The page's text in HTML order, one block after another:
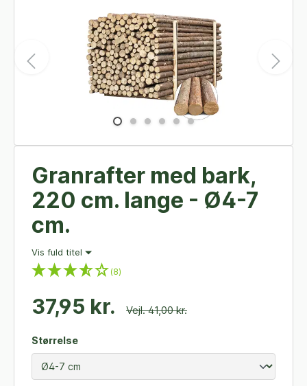
Granrafter med bark,
220 cm. lange - Ø4-7
cm.
Vis fuld titel
(8)
37,95 kr. Vejl. 41,00 kr.
Størrelse